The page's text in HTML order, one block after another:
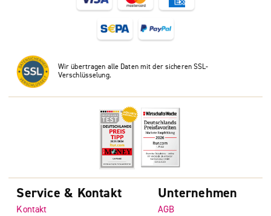
Wir übertragen alle Daten mit der sicheren SSL-
Verschlüsselung.
Service & Kontakt
Kontakt
Unternehmen
AGB